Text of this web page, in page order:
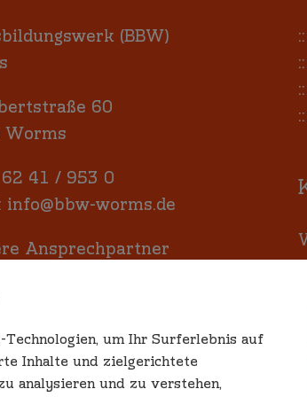
(BBW)
60
Worms
41 / 953 0
info@bbw-worms.de
Ansprechpartner
::
::
::
::
um Ihr Surferlebnis auf
Inhalte und zielgerichtete
analysieren und zu verstehen,